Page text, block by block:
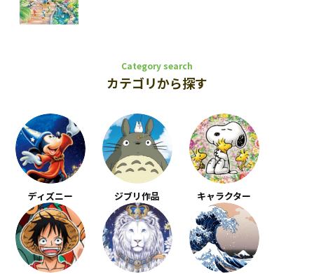
Category search
カテゴリから探す
ディズニー ジブリ作品 キャラクター